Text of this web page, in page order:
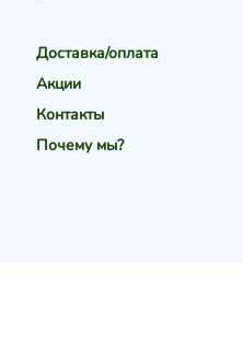
Доставка/оплата
Акции
Контакты
Почему мы?